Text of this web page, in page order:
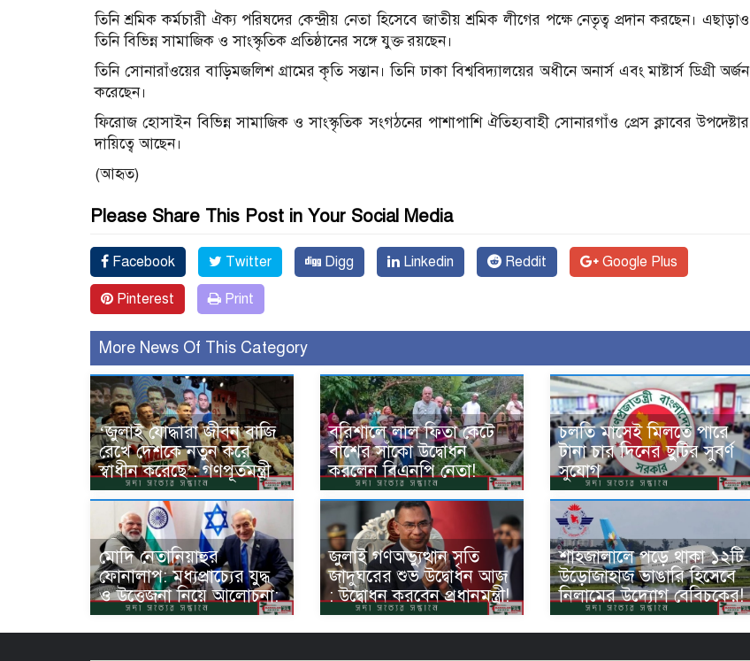
তিনি শ্রমিক কর্মচারী ঐক্য পরিষদের কেন্দ্রীয় নেতা হিসেবে জাতীয় শ্রমিক লীগের পক্ষে নেতৃত্ব প্রদান করছেন। এছাড়াও
তিনি বিভিন্ন সামাজিক ও সাংস্কৃতিক প্রতিষ্ঠানের সঙ্গে যুক্ত রয়ছেন।
তিনি সোনারাঁওয়ের বাড়িমজলিশ গ্রামের কৃতি সন্তান। তিনি ঢাকা বিশ্ববিদ্যালয়ের অধীনে অনার্স এবং মাষ্টার্স ডিগ্রী অর্জন
করেছেন।
ফিরোজ হোসাইন বিভিন্ন সামাজিক ও সাংস্কৃতিক সংগঠনের পাশাপাশি ঐতিহ্যবাহী সোনারগাঁও প্রেস ক্লাবের উপদেষ্টার
দায়িত্বে আছেন।
(আহৃত)
Please Share This Post in Your Social Media
Facebook Twitter Digg Linkedin Reddit Google Plus
Pinterest Print
More News Of This Category
‘জুলাই যোদ্ধারা জীবন বাজি
রেখে দেশকে নতুন করে
স্বাধীন করেছে’: গণপূর্তমন্ত্রী
বরিশালে লাল ফিতা কেটে
বাঁশের সাঁকো উদ্বোধন
করলেন বিএনপি নেতা!
চলতি মাসেই মিলতে পারে
টানা চার দিনের ছুটির সুবর্ণ
সুযোগ
মোদি নেতানিয়াহুর
ফোনালাপ: মধ্যপ্রাচ্যের যুদ্ধ
ও উত্তেজনা নিয়ে আলোচনা:
জুলাই গণঅভ্যুত্থান সৃতি
জাদুঘরের শুভ উদ্বোধন আজ
: উদ্বোধন করবেন প্রধানমন্ত্রী!
শাহজালালে পড়ে থাকা ১২টি
উড়োজাহাজ ভাঙারি হিসেবে
নিলামের উদ্যোগ বেবিচকের!